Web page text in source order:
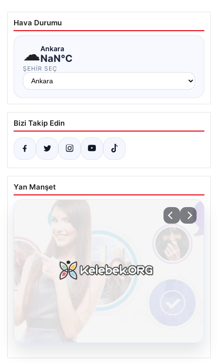
Hava Durumu
☁Ankara
NaN°C
ŞEHIR SEÇ
Bizi Takip Edin
Yan Manşet